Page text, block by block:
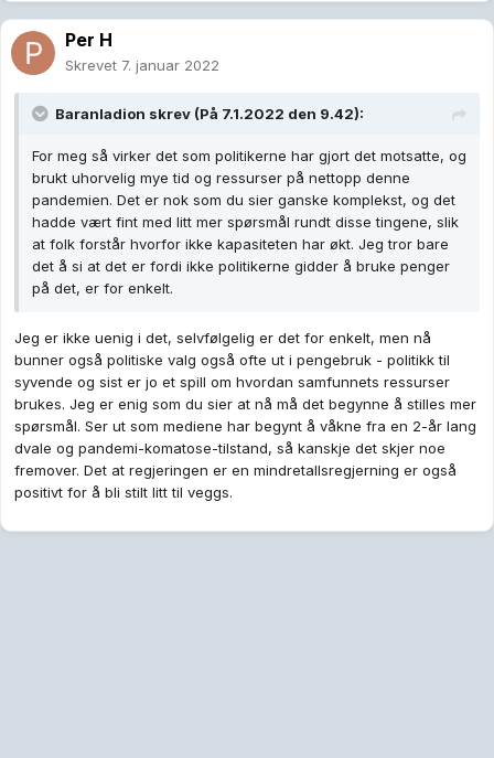
Per H
Skrevet 7. januar 2022
Baranladion skrev (På 7.1.2022 den 9.42):
For meg så virker det som politikerne har gjort det motsatte, og
brukt uhorvelig mye tid og ressurser på nettopp denne
pandemien. Det er nok som du sier ganske komplekst, og det
hadde vært fint med litt mer spørsmål rundt disse tingene, slik
at folk forstår hvorfor ikke kapasiteten har økt. Jeg tror bare
det å si at det er fordi ikke politikerne gidder å bruke penger
på det, er for enkelt.
Jeg er ikke uenig i det, selvfølgelig er det for enkelt, men nå
bunner også politiske valg også ofte ut i pengebruk - politikk til
syvende og sist er jo et spill om hvordan samfunnets ressurser
brukes. Jeg er enig som du sier at nå må det begynne å stilles mer
spørsmål. Ser ut som mediene har begynt å våkne fra en 2-år lang
dvale og pandemi-komatose-tilstand, så kanskje det skjer noe
fremover. Det at regjeringen er en mindretallsregjerning er også
positivt for å bli stilt litt til veggs.